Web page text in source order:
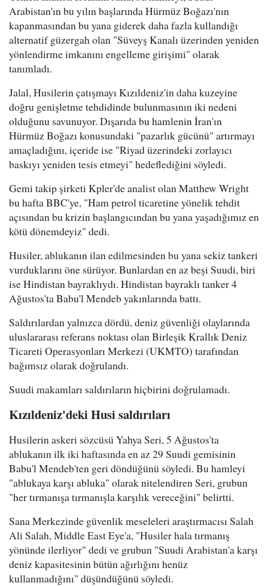
Arabistan'ın bu yılın başlarında Hürmüz Boğazı'nın
kapanmasından bu yana giderek daha fazla kullandığı
alternatif güzergah olan "Süveyş Kanalı üzerinden yeniden
yönlendirme imkanını engelleme girişimi" olarak
tanımladı.
Jalal, Husilerin çatışmayı Kızıldeniz'in daha kuzeyine
doğru genişletme tehdidinde bulunmasının iki nedeni
olduğunu savunuyor. Dışarıda bu hamlenin İran'ın
Hürmüz Boğazı konusundaki "pazarlık gücünü" artırmayı
amaçladığını, içeride ise "Riyad üzerindeki zorlayıcı
baskıyı yeniden tesis etmeyi" hedeflediğini söyledi.
Gemi takip şirketi Kpler'de analist olan Matthew Wright
bu hafta BBC'ye, "Ham petrol ticaretine yönelik tehdit
açısından bu krizin başlangıcından bu yana yaşadığımız en
kötü dönemdeyiz" dedi.
Husiler, ablukanın ilan edilmesinden bu yana sekiz tankeri
vurduklarını öne sürüyor. Bunlardan en az beşi Suudi, biri
ise Hindistan bayraklıydı. Hindistan bayraklı tanker 4
Ağustos'ta Babu'l Mendeb yakınlarında battı.
Saldırılardan yalnızca dördü, deniz güvenliği olaylarında
uluslararası referans noktası olan Birleşik Krallık Deniz
Ticareti Operasyonları Merkezi (UKMTO) tarafından
bağımsız olarak doğrulandı.
Suudi makamları saldırıların hiçbirini doğrulamadı.
Kızıldeniz'deki Husi saldırıları
Husilerin askeri sözcüsü Yahya Seri, 5 Ağustos'ta
ablukanın ilk iki haftasında en az 29 Suudi gemisinin
Babu'l Mendeb'ten geri döndüğünü söyledi. Bu hamleyi
"ablukaya karşı abluka" olarak nitelendiren Seri, grubun
"her tırmanışa tırmanışla karşılık vereceğini" belirtti.
Sana Merkezinde güvenlik meseleleri araştırmacısı Salah
Ali Salah, Middle East Eye'a, "Husiler hala tırmanış
yönünde ilerliyor" dedi ve grubun "Suudi Arabistan'a karşı
deniz kapasitesinin bütün ağırlığını henüz
kullanmadığını" düşündüğünü söyledi.